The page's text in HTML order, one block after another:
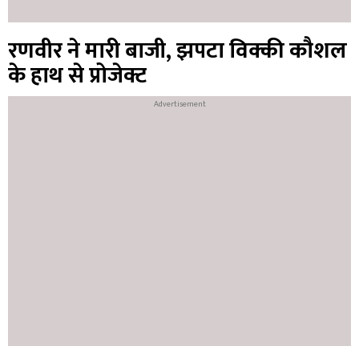
रणवीर ने मारी बाजी, झपटा विक्की कौशल
के हाथ से प्रोजेक्ट